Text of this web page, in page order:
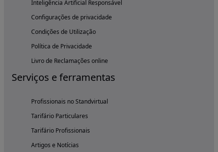
Inteligência Artificial Responsável
Configurações de privacidade
Condições de Utilização
Política de Privacidade
Livro de Reclamações online
Serviços e ferramentas
Profissionais no Standvirtual
Tarifário Particulares
Tarifário Profissionais
Artigos e Notícias